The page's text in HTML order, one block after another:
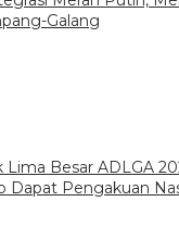
Galang
Besar ADLGA
Dapat Pengakuan